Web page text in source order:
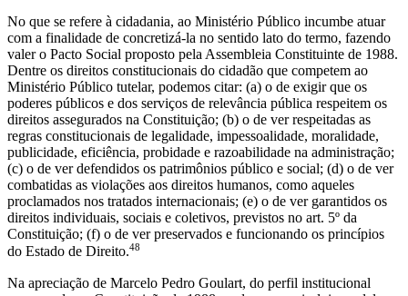
No que se refere à cidadania, ao Ministério Público incumbe atuar
com a finalidade de concretizá-la no sentido lato do termo, fazendo
valer o Pacto Social proposto pela Assembleia Constituinte de 1988.
Dentre os direitos constitucionais do cidadão que competem ao
Ministério Público tutelar, podemos citar: (a) o de exigir que os
poderes públicos e dos serviços de relevância pública respeitem os
direitos assegurados na Constituição; (b) o de ver respeitadas as
regras constitucionais de legalidade, impessoalidade, moralidade,
publicidade, eficiência, probidade e razoabilidade na administração;
(c) o de ver defendidos os patrimônios público e social; (d) o de ver
combatidas as violações aos direitos humanos, como aqueles
proclamados nos tratados internacionais; (e) o de ver garantidos os
direitos individuais, sociais e coletivos, previstos no art. 5º da
Constituição; (f) o de ver preservados e funcionando os princípios
do Estado de Direito.48
Na apreciação de Marcelo Pedro Goulart, do perfil institucional